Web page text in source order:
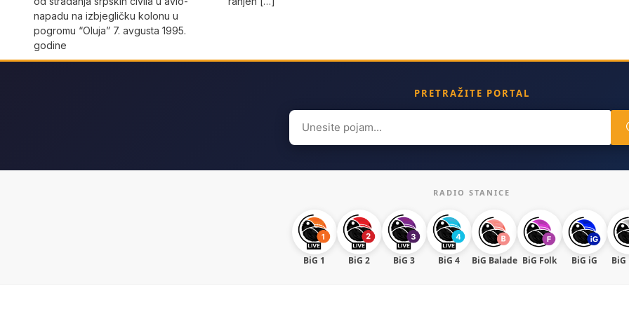
napadu na izbjegličku kolonu u
pogromu “Oluja” 7. avgusta 1995.
godine
PRETRAŽITE PORTAL
Search
for:
RADIO STANICE
BiG 1 BiG 2 BiG 3 BiG 4 BiG Balade BiG Folk BiG iG BiG